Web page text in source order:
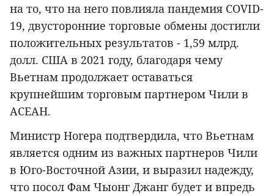
на то, что на него повлияла пандемия COVID-
19, двусторонние торговые обмены достигли
положительных результатов - 1,59 млрд.
долл. США в 2021 году, благодаря чему
Вьетнам продолжает оставаться
крупнейшим торговым партнером Чили в
АСЕАН.
Министр Ногера подтвердила, что Вьетнам
является одним из важных партнеров Чили
в Юго-Восточной Азии, и выразил надежду,
что посол Фам Чыонг Джанг будет и впредь